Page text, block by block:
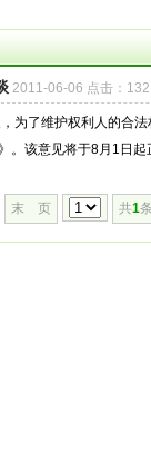
2011-06-06 点击：
了维护权利人的合法
。该意见将于8月1日起
末 页 共1